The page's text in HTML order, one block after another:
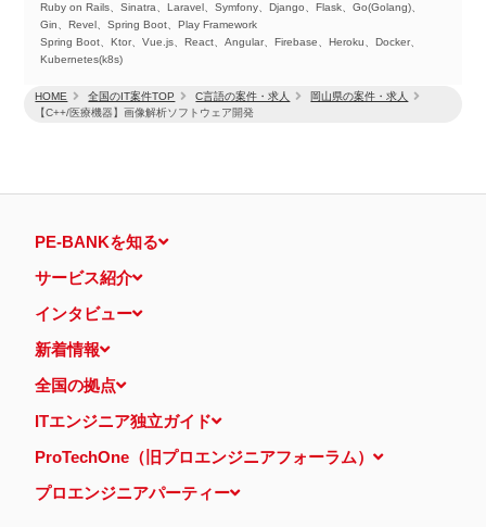
HOME 全国のIT案件TOP C言語の案件・求人
岡山県の案件・求人
【C++/医療機器】画像解析ソフトウェア開発
Ruby on Rails、Sinatra、Laravel、Symfony、Django、Flask、Go(Golang)、
Gin、Revel、Spring Boot、Play Framework
Spring Boot、Ktor、Vue.js、React、Angular、Firebase、Heroku、Docker、
Kubernetes(k8s)
PE-BANKを知る
サービス紹介
インタビュー
新着情報
全国の拠点
ITエンジニア独立ガイド
ProTechOne（旧プロエンジニアフォーラム）
プロエンジニアパーティー